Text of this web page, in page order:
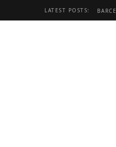
LATEST POSTS: